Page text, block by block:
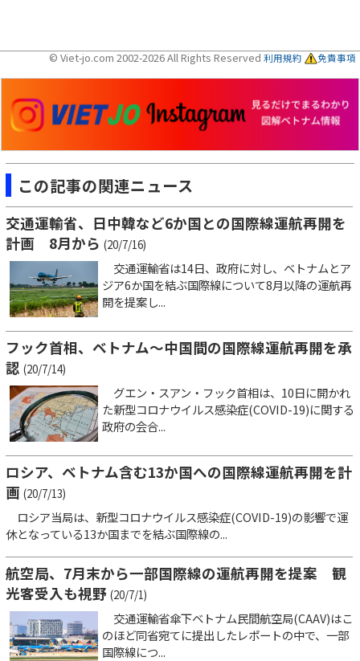
© Viet-jo.com 2002-2026 All Rights Reserved 利用規約 免責事項
この記事の関連ニュース
交通運輸省、日中韓など6か国との国際線運航再開を
計画 8月から (20/7/16)
交通運輸省は14日、政府に対し、ベトナムとア
ジア6か国を結ぶ国際線について8月以降の運航再
開を提案し...
フック首相、ベトナム～中国間の国際線運航再開を承
認 (20/7/14)
グエン・スアン・フック首相は、10日に開かれ
た新型コロナウイルス感染症(COVID-19)に関する
政府の会合...
ロシア、ベトナム含む13か国への国際線運航再開を計
画 (20/7/13)
ロシア当局は、新型コロナウイルス感染症(COVID-19)の影響で運
休となっている13か国までを結ぶ国際線の...
航空局、7月末から一部国際線の運航再開を提案 観
光客受入も視野 (20/7/1)
交通運輸省傘下ベトナム民間航空局(CAAV)はこ
のほど同省宛てに提出したレポートの中で、一部
国際線につ...